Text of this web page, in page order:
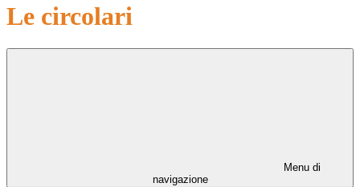
Le circolari
Menu di
navigazione